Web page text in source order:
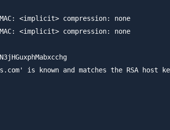
<implicit> compression: none
<implicit> compression: none
is known and matches the RSA host